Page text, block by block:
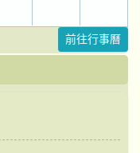
前往行事曆